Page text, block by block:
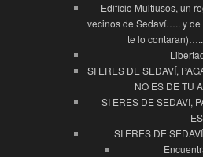
Edificio Multiusos, un
vecinos de Sedaví….. y de
te lo
SI ERES DE SEDAVÍ,
NO ES DE TU
SI ERES DE SEDAVI,
SI ERES DE